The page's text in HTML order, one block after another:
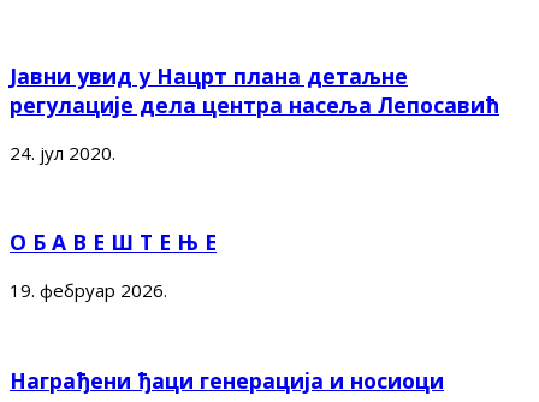
Јавни увид у Нацрт плана детаљне
регулације дела центра насеља Лепосавић
24. јул 2020.
О Б А В Е Ш Т Е Њ Е
19. фебруар 2026.
Награђени ђаци генерација и носиоци